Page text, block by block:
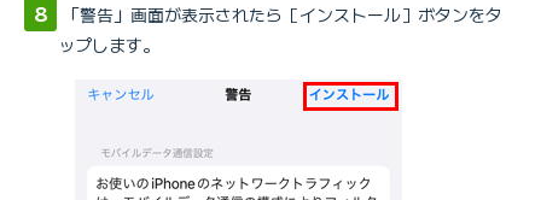
「警告」画面が表示されたら［インストール］ボタンをタ
ップします。